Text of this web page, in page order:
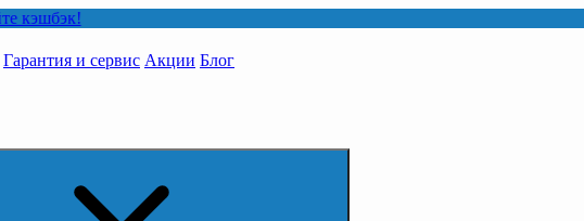
Гарантия и сервис Акции Блог